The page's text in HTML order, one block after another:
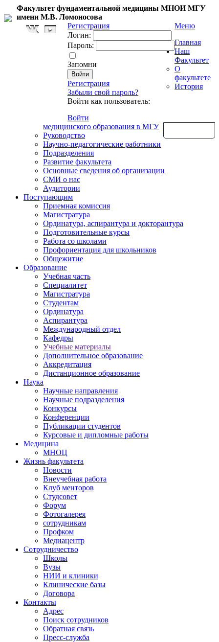
Факультет фундаментальной медицины МНОИ МГУ
имени М.В. Ломоносова
Регистрация
Логин:
Пароль:
Запомни
Регистрация
Забыли свой пароль?
Войти как пользователь:
Войти
Меню
Главная
Наш
Факультет
О
факультете
История
медицинского образования в МГУ
Руководство
Научно-педагогические работники
Подразделения
Развитие факультета
Основные сведения об организации
СМИ о нас
Аудитории
Поступающим
Приемная комиссия
Магистратура
Ординатура, аспирантура и докторантура
Подготовительные курсы
Работа со школами
Профориентация для школьников
Общежитие
Образование
Учебная часть
Специалитет
Магистратура
Студентам
Ординатура
Аспирантура
Международный отдел
Кафедры
Учебные материалы
Дополнительное образование
Аккредитация
Дистанционное образование
Наука
Научные направления
Научные подразделения
Конкурсы
Конференции
Публикации студентов
Курсовые и дипломные работы
Медицина
МНОЦ
Жизнь факультета
Новости
Внеучебная работа
Клуб менторов
Студсовет
Форум
Фотогалерея
сотрудникам
Профком
Медиацентр
Сотрудничество
Школы
Вузы
НИИ и клиники
Клинические базы
Договора
Контакты
Адрес
Поиск сотрудников
Обратная связь
Пресс-служба